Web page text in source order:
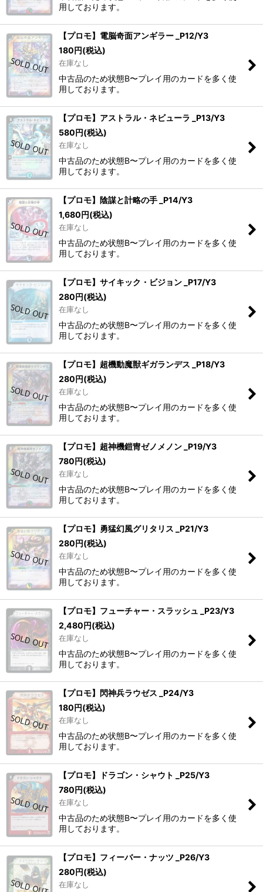
用しております。
【プロモ】電脳奇面アンギラー _P12/Y3
180円(税込)
在庫なし
中古品のため状態B〜プレイ用のカードを多く使
用しております。
【プロモ】アストラル・ネビューラ _P13/Y3
580円(税込)
在庫なし
中古品のため状態B〜プレイ用のカードを多く使
用しております。
【プロモ】陰謀と計略の手 _P14/Y3
1,680円(税込)
在庫なし
中古品のため状態B〜プレイ用のカードを多く使
用しております。
【プロモ】サイキック・ビジョン _P17/Y3
280円(税込)
在庫なし
中古品のため状態B〜プレイ用のカードを多く使
用しております。
【プロモ】超機動魔獣ギガランデス _P18/Y3
280円(税込)
在庫なし
中古品のため状態B〜プレイ用のカードを多く使
用しております。
【プロモ】超神機鎧冑ゼノメノン _P19/Y3
780円(税込)
在庫なし
中古品のため状態B〜プレイ用のカードを多く使
用しております。
【プロモ】勇猛幻風グリタリス _P21/Y3
280円(税込)
在庫なし
中古品のため状態B〜プレイ用のカードを多く使
用しております。
【プロモ】フューチャー・スラッシュ _P23/Y3
2,480円(税込)
在庫なし
中古品のため状態B〜プレイ用のカードを多く使
用しております。
【プロモ】閃神兵ラウゼス _P24/Y3
180円(税込)
在庫なし
中古品のため状態B〜プレイ用のカードを多く使
用しております。
【プロモ】ドラゴン・シャウト _P25/Y3
780円(税込)
在庫なし
中古品のため状態B〜プレイ用のカードを多く使
用しております。
【プロモ】フィーバー・ナッツ _P26/Y3
280円(税込)
在庫なし